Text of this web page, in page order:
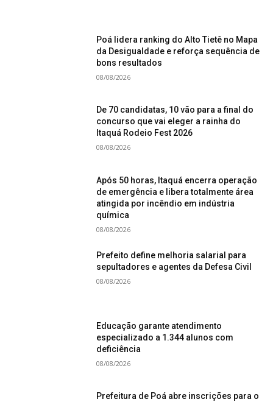
Poá lidera ranking do Alto Tietê no Mapa
da Desigualdade e reforça sequência de
bons resultados
08/08/2026
De 70 candidatas, 10 vão para a final do
concurso que vai eleger a rainha do
Itaquá Rodeio Fest 2026
08/08/2026
Após 50 horas, Itaquá encerra operação
de emergência e libera totalmente área
atingida por incêndio em indústria
química
08/08/2026
Prefeito define melhoria salarial para
sepultadores e agentes da Defesa Civil
08/08/2026
Educação garante atendimento
especializado a 1.344 alunos com
deficiência
08/08/2026
Prefeitura de Poá abre inscrições para o